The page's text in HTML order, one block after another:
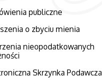
publiczne
o zbyciu mienia
nieopodatkowanych
Skrzynka Podawcza